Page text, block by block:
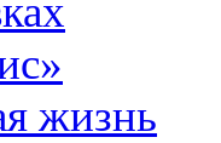
жизнь